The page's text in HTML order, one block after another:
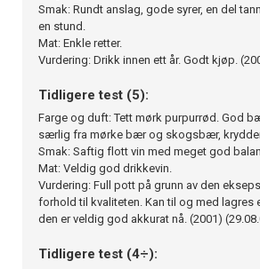
Smak: Rundt anslag, gode syrer, en del
en stund.
Mat: Enkle retter.
Vurdering: Drikk innen ett år. Godt kjøp.
Tidligere test (5):
Farge og duft: Tett mørk purpurrød. God
særlig fra mørke bær og skogsbær,
Smak: Saftig flott vin med meget god
Mat: Veldig god drikkevin.
Vurdering: Full pott på grunn av den
forhold til kvaliteten. Kan til og med lagres
den er veldig god akkurat nå. (2001)
Tidligere test (4÷):